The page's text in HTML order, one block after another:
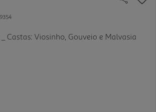
Castas: Viosinho, Gouveio e Malvasia